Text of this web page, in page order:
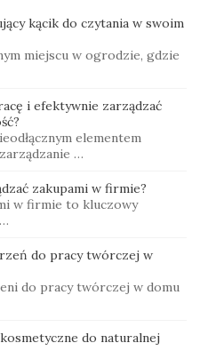
kącik do czytania w swoim
miejscu w ogrodzie, gdzie
i efektywnie zarządzać
elementem
…
zakupami w firmie?
w firmie to kluczowy
do pracy twórczej w
do pracy twórczej w domu
do naturalnej